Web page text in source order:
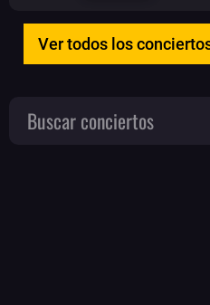
Ver todos los
Buscar conciertos